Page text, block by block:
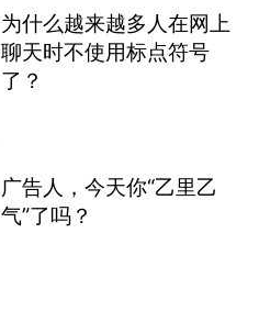
为什么越来越多人在网上
聊天时不使用标点符号
了？
广告人，今天你“乙里乙
气”了吗？